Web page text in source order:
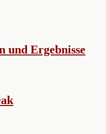
und Ergebnisse